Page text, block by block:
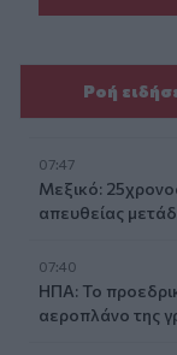
Ροή
07:47
Μεξικό:
απευθείας
07:40
ΗΠΑ: Το
αεροπλάνο της